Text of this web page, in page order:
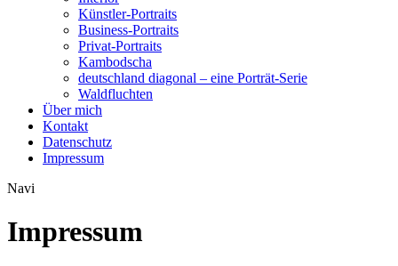
Künstler-Portraits
Business-Portraits
Privat-Portraits
Kambodscha
deutschland diagonal – eine Porträt-Serie
Waldfluchten
Über mich
Kontakt
Datenschutz
Impressum
Navi
Impressum